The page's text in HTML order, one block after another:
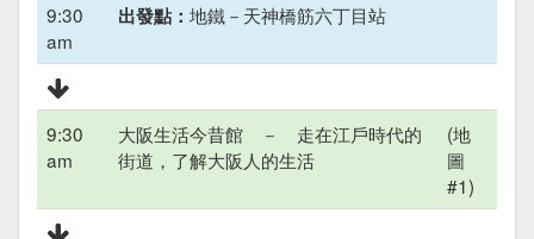
9:30
am
出發點： 地鐵－天神橋筋六丁目站
9:30
am
大阪生活今昔館 － 走在江戶時代的
街道，了解大阪人的生活
(地
圖
#1)